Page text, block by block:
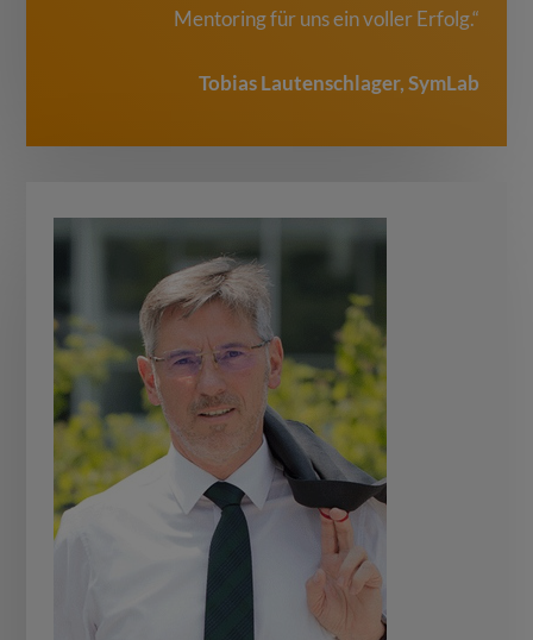
Mentoring für uns ein voller Erfolg.“
Tobias Lautenschlager, SymLab